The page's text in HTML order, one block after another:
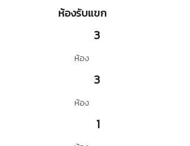
ห้องรับแขก
3
ห้อง
3
ห้อง
1